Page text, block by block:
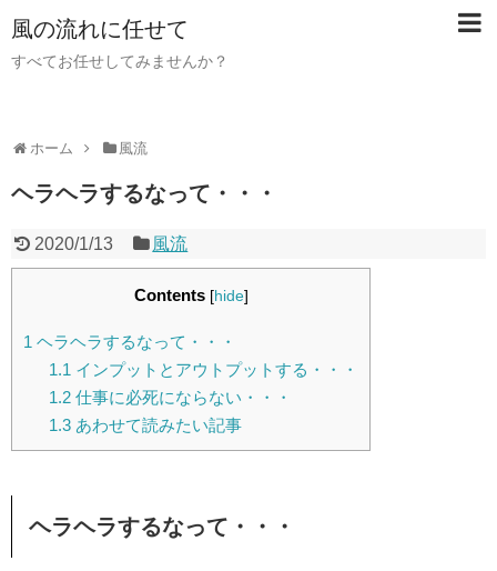
風の流れに任せて
すべてお任せしてみませんか？
ホーム 風流
ヘラヘラするなって・・・
2020/1/13 風流
Contents [hide]
1 ヘラヘラするなって・・・
1.1 インプットとアウトプットする・・・
1.2仕事に必死にならない・・・
1.3あわせて読みたい記事
ヘラヘラするなって・・・